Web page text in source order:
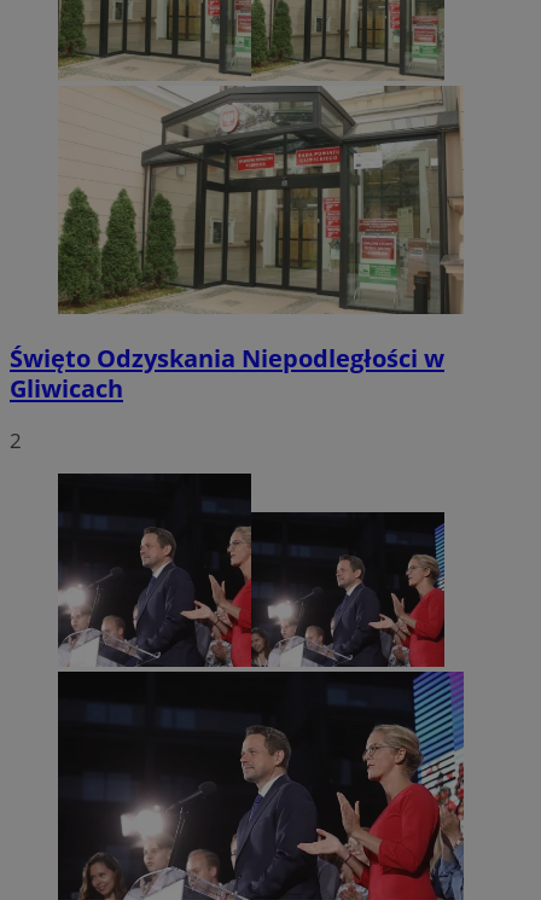
Święto Odzyskania Niepodległości w
Gliwicach
2